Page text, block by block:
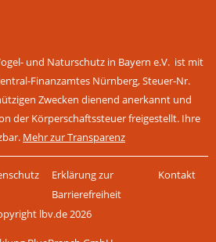
und Naturschutz in Bayern e.V. ist mit
Finanzamtes Nürnberg, Steuer-Nr.
Zwecken dienend anerkannt und
der Körperschaftssteuer freigestellt. Ihre
Mehr zur Transparenz
Erklärung zur
Barrierefreiheit
Kontakt
lbv.de 2026